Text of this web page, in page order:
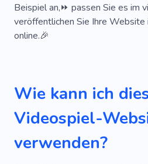
Beispiel an,⏩ passen Sie es im
veröffentlichen Sie Ihre Website
online.🎉
Wie kann ich
Videospiel-
verwenden?